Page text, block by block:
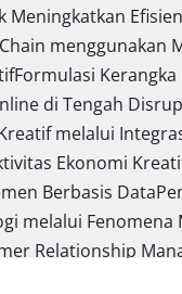
menggunakan
Formulasi
di Tengah
melalui
Ekonomi
Berbasis Data
melalui Fenomena
Relationship